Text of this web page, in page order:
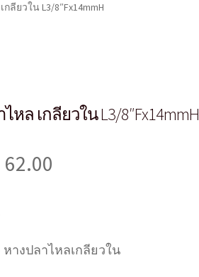
ลียวใน L3/8″Fx14mmH
หล เกลียวใน L3/8″Fx14mmH
62.00
างปลาไหลเกลียวใน